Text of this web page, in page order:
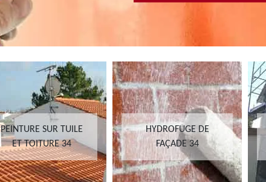
PEINTURE SUR TUILE
ET TOITURE 34
HYDROFUGE DE
FAÇADE 34